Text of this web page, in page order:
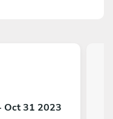
Oct 31 2023